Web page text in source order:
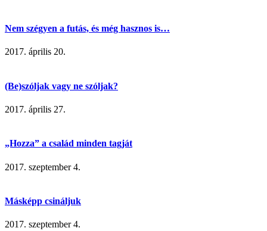
Nem szégyen a futás, és még hasznos is…
2017. április 20.
(Be)szóljak vagy ne szóljak?
2017. április 27.
„Hozza” a család minden tagját
2017. szeptember 4.
Másképp csináljuk
2017. szeptember 4.